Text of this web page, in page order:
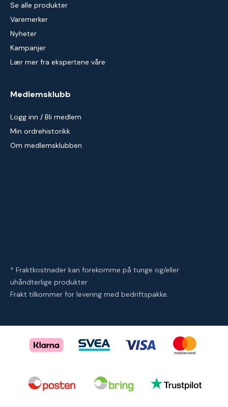
Se alle produkter
Varemerker
Nyheter
Kampanjer
Lær mer fra ekspertene våre
Medlemsklubb
Logg inn / Bli medlem
Min ordrehistorikk
Om medlemsklubben
* Fraktkostnader kan forekomme på tunge og/eller
uhåndterlige produkter
Frakt tilkommer for levering med bedriftspakke.